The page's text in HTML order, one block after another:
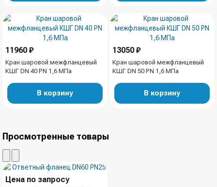
11960 ₽
Кран шаровой межфланцевый
КШГ DN 40 PN 1,6 МПа
В корзину
13050 ₽
Кран шаровой межфланцевый
КШГ DN 50 PN 1,6 МПа
В корзину
Просмотренные товары
Цена по запросу